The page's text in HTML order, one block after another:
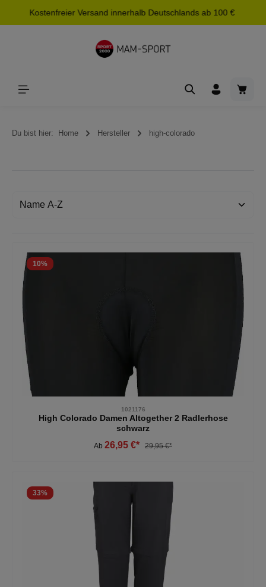
springen
Kostenfreier Versand innerhalb Deutschlands ab 100 €
Du bist hier: Home Hersteller high-colorado
10%
1021176
High Colorado Damen Altogether 2 Radlerhose
schwarz
Ab 26,95 €* 29,95 €*
33%